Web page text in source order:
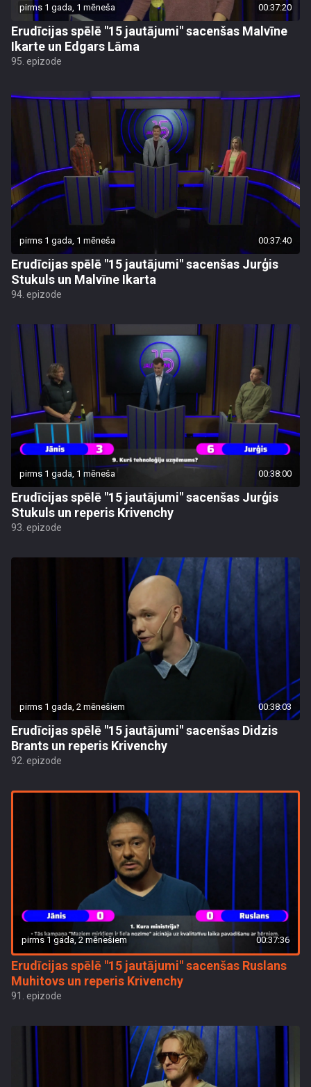
pirms 1 gada, 1 mēneša 00:37:20
Erudīcijas spēlē "15 jautājumi" sacenšas Malvīne
Ikarte un Edgars Lāma
95. epizode
pirms 1 gada, 1 mēneša 00:37:40
Erudīcijas spēlē "15 jautājumi" sacenšas Jurģis
Stukuls un Malvīne Ikarta
94. epizode
pirms 1 gada, 1 mēneša 00:38:00
Erudīcijas spēlē "15 jautājumi" sacenšas Jurģis
Stukuls un reperis Krivenchy
93. epizode
pirms 1 gada, 2 mēnešiem 00:38:03
Erudīcijas spēlē "15 jautājumi" sacenšas Didzis
Brants un reperis Krivenchy
92. epizode
pirms 1 gada, 2 mēnešiem 00:37:36
Erudīcijas spēlē "15 jautājumi" sacenšas Ruslans
Muhitovs un reperis Krivenchy
91. epizode